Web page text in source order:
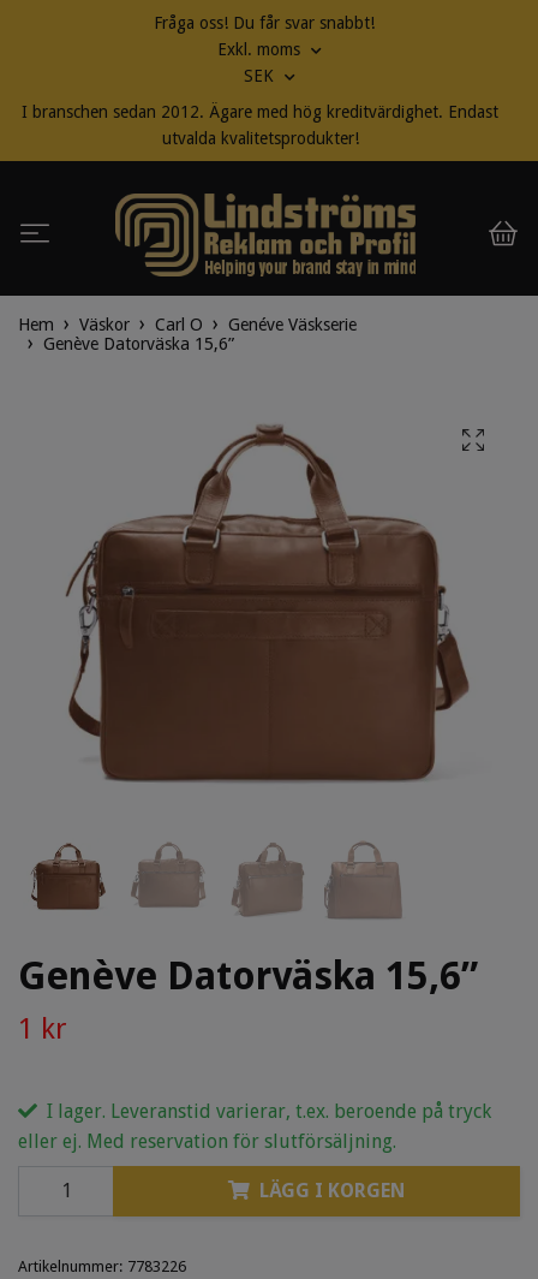
Fråga oss! Du får svar snabbt!
Exkl. moms
SEK
I branschen sedan 2012. Ägare med hög kreditvärdighet. Endast
utvalda kvalitetsprodukter!
Hem Väskor Carl O
Genéve Väskserie
Genève Datorväska 15,6”
Genève Datorväska 15,6”
1 kr
I lager. Leveranstid varierar, t.ex. beroende på tryck
eller ej. Med reservation för slutförsäljning.
LÄGG I KORGEN
Artikelnummer: 7783226